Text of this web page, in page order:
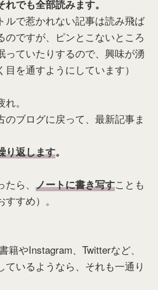
れでも全部読みます。
ルで惹かれない記事は読み飛ば
のですが、ピンとこないところ
っていたりするので、興味が湧
を通すようにしています）
。
のブログに戻って、最新記事ま
り返します。
ら、 ノートに書き写すことも
すすめ）。
籍やInstagram、Twitterなど、
ているようなら、それも一通り